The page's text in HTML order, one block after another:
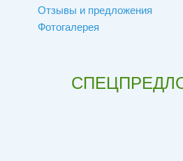
Отзывы и предложения
Фотогалерея